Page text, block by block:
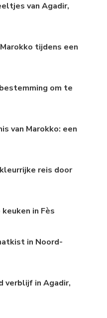
van Agadir,
tijdens een
om te
van Marokko: een
reis door
in Fès
in Noord-
verblijf in Agadir,